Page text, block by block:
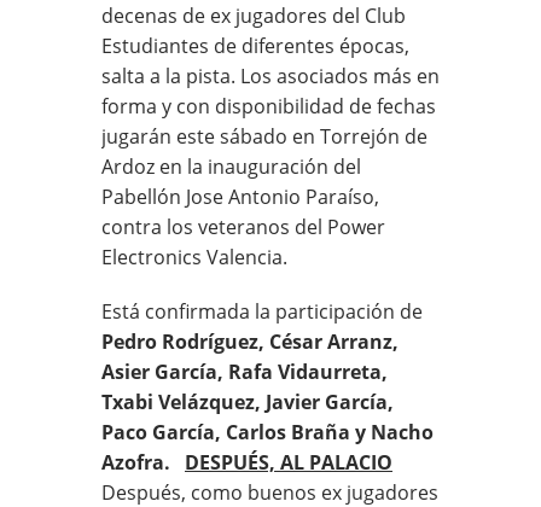
decenas de ex jugadores del Club
Estudiantes de diferentes épocas,
salta a la pista. Los asociados más en
forma y con disponibilidad de fechas
jugarán este sábado en Torrejón de
Ardoz en la inauguración del
Pabellón Jose Antonio Paraíso,
contra los veteranos del Power
Electronics Valencia.
Está confirmada la participación de
Pedro Rodríguez, César Arranz,
Asier García, Rafa Vidaurreta,
Txabi Velázquez, Javier García,
Paco García, Carlos Braña y Nacho
Azofra.
DESPUÉS, AL PALACIO
Después, como buenos ex jugadores